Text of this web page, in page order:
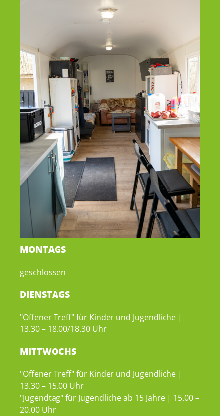
MONTAGS
geschlossen
DIENSTAGS
"Offener Treff" für Kinder und Jugendliche |
13.30 – 18.00/18.30 Uhr
MITTWOCHS
"Offener Treff" für Kinder und Jugendliche |
13.30 – 15.00 Uhr
"Jugendtag" für Jugendliche ab 15 Jahre | 15.00 –
20.00 Uhr